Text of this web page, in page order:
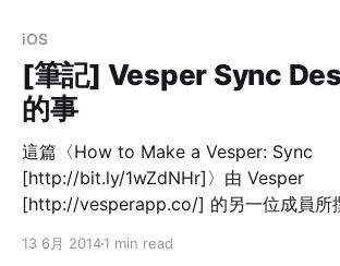
iOS
[筆記] Vesper Sync
的事
這篇〈How to Make a Vesper: Sync
[http://bit.ly/1wZdNHr]〉由 Vesper
[http://vesperapp.co/] 的另一位成員所
錯，值得學起來： Do not use 'no-reply' for e-mail
13 6月 20141 min read